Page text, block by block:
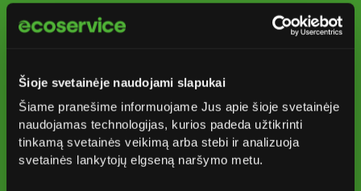
Šioje svetainėje naudojami slapukai
Šiame pranešime informuojame Jus apie šioje svetainėje
naudojamas technologijas, kurios padeda užtikrinti
tinkamą svetainės veikimą arba stebi ir analizuoja
svetainės lankytojų elgseną naršymo metu.
2026 m. Plungės
maisto ir bioskaidžių
(žaliųjų) atliekų
išvežimo grafikai